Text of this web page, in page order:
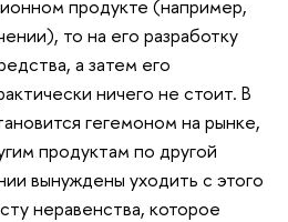
продукте (например,
то на его разработку
а затем его
ничего не стоит. В
гегемоном на рынке,
продуктам по другой
вынуждены уходить с этого
неравенства, которое